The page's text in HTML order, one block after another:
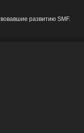
развитию SMF.